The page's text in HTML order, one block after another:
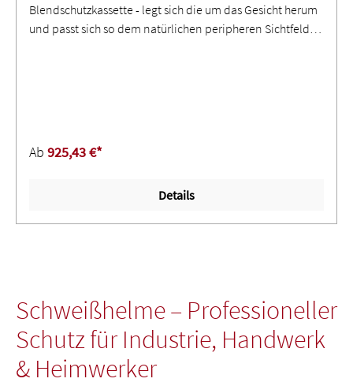
Blendschutzkassette - legt sich die um das Gesicht herum
und passt sich so dem natürlichen peripheren Sichtfeld
App - mit Bluetooth-Funktion: Einstellungen,
Wartungsdokumentation, Nutzungsdaten
der Entwicklungszeit wurden professionellen WIG-
höher bewertet als die Sicht in der Höhe.Die einzige
Möglichkeit, die Sicht zu verbreitern, ohne die
Schweißmaske insgesamt breiter zu machen, war die
Erfindung einer gebogenen Blendschutzkassette.
Ab 925,43 €*
Details
Schweißhelme – Professioneller
Schutz für Industrie, Handwerk
& Heimwerker